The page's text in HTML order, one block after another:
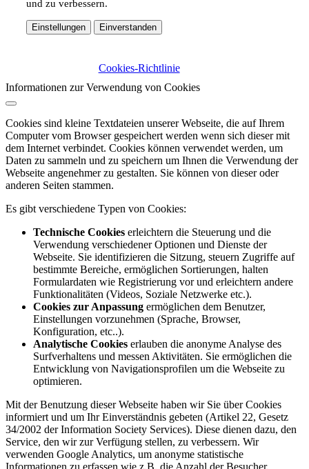
und zu verbessern.
Einstellungen Einverstanden
Cookies-Richtlinie
Informationen zur Verwendung von Cookies
Cookies sind kleine Textdateien unserer Webseite, die auf Ihrem
Computer vom Browser gespeichert werden wenn sich dieser mit
dem Internet verbindet. Cookies können verwendet werden, um
Daten zu sammeln und zu speichern um Ihnen die Verwendung der
Webseite angenehmer zu gestalten. Sie können von dieser oder
anderen Seiten stammen.
Es gibt verschiedene Typen von Cookies:
Technische Cookies erleichtern die Steuerung und die
Verwendung verschiedener Optionen und Dienste der
Webseite. Sie identifizieren die Sitzung, steuern Zugriffe auf
bestimmte Bereiche, ermöglichen Sortierungen, halten
Formulardaten wie Registrierung vor und erleichtern andere
Funktionalitäten (Videos, Soziale Netzwerke etc.).
Cookies zur Anpassung ermöglichen dem Benutzer,
Einstellungen vorzunehmen (Sprache, Browser,
Konfiguration, etc..).
Analytische Cookies erlauben die anonyme Analyse des
Surfverhaltens und messen Aktivitäten. Sie ermöglichen die
Entwicklung von Navigationsprofilen um die Webseite zu
optimieren.
Mit der Benutzung dieser Webseite haben wir Sie über Cookies
informiert und um Ihr Einverständnis gebeten (Artikel 22, Gesetz
34/2002 der Information Society Services). Diese dienen dazu, den
Service, den wir zur Verfügung stellen, zu verbessern. Wir
verwenden Google Analytics, um anonyme statistische